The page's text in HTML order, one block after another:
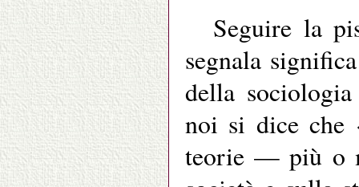
Seguire la
segnala
della
noi si dice che
teorie — più o